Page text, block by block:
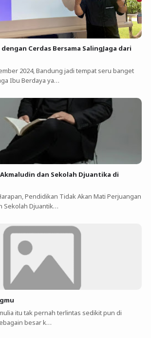
Cerdas Bersama SalingJaga dari
2024, Bandung jadi tempat seru banget
Ibu Berdaya ya…
dan Sekolah Djuantika di
Pendidikan Tidak Akan Mati Perjuangan
Sekolah Djuantik…
itu tak pernah terlintas sedikit pun di
besar k…